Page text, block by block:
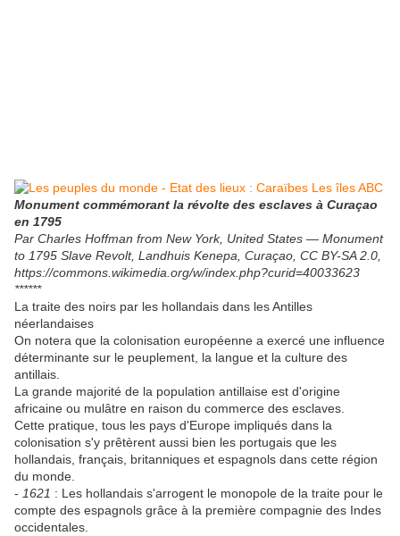
Monument commémorant la révolte des esclaves à Curaçao
en 1795
Par Charles Hoffman from New York, United States — Monument
to 1795 Slave Revolt, Landhuis Kenepa, Curaçao, CC BY-SA 2.0,
https://commons.wikimedia.org/w/index.php?curid=40033623
******
La traite des noirs par les hollandais dans les Antilles
néerlandaises
On notera que la colonisation européenne a exercé une influence
déterminante sur le peuplement, la langue et la culture des
antillais.
La grande majorité de la population antillaise est d'origine
africaine ou mulâtre en raison du commerce des esclaves.
Cette pratique, tous les pays d'Europe impliqués dans la
colonisation s'y prêtèrent aussi bien les portugais que les
hollandais, français, britanniques et espagnols dans cette région
du monde.
- 1621 : Les hollandais s'arrogent le monopole de la traite pour le
compte des espagnols grâce à la première compagnie des Indes
occidentales.